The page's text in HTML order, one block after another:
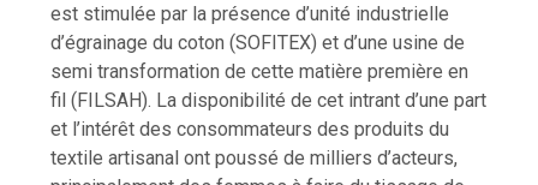
est stimulée par la présence d’unité industrielle
d’égrainage du coton (SOFITEX) et d’une usine de
semi transformation de cette matière première en
fil (FILSAH). La disponibilité de cet intrant d’une part
et l’intérêt des consommateurs des produits du
textile artisanal ont poussé de milliers d’acteurs,